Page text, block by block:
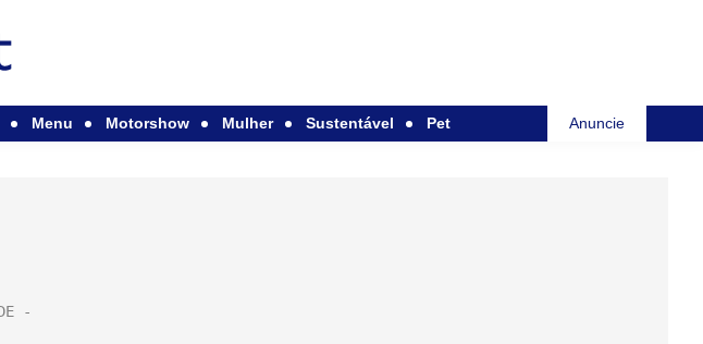
Menu Motorshow Mulher Sustentável Pet Anuncie